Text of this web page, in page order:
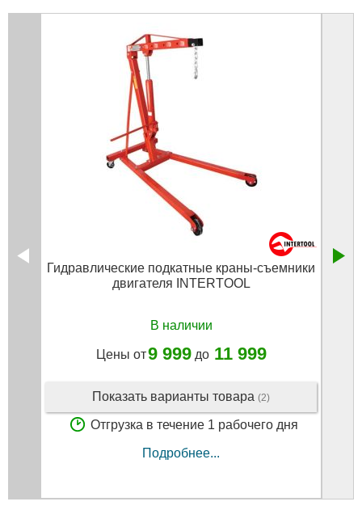
Гидравлические подкатные краны-съемники
двигателя INTERTOOL
В наличии
Цены от9 999до 11 999
Показать варианты товара (2)
Отгрузка в течение 1 рабочего дня
Подробнее...
Кран